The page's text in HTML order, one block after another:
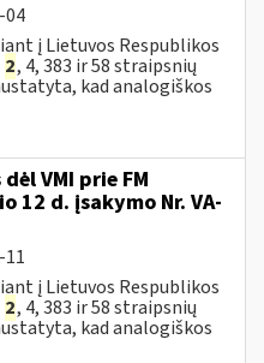
04
į Lietuvos Respublikos
2, 4, 383 ir 58 straipsnių
kad analogiškos
VMI prie FM
12 d. įsakymo Nr. VA-
11
į Lietuvos Respublikos
2, 4, 383 ir 58 straipsnių
kad analogiškos